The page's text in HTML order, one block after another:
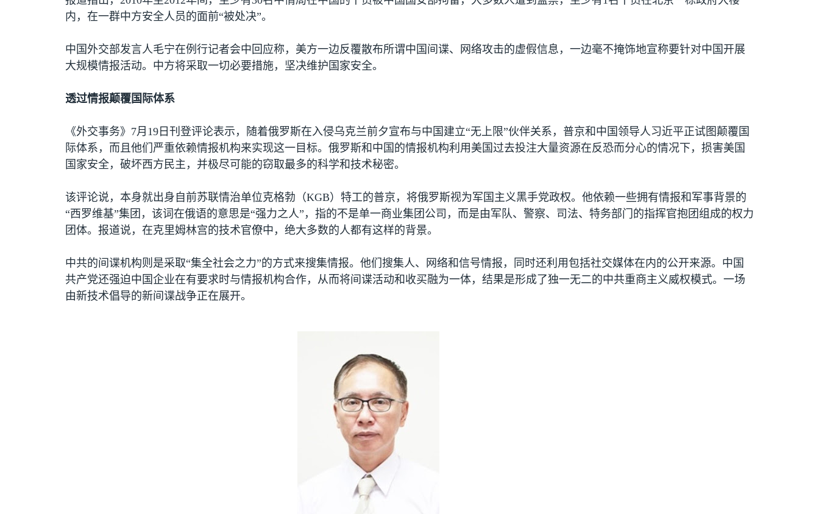
内，在一群中方安全人员的面前“被处决”。
中国外交部发言人毛宁在例行记者会中回应称，美方一边反覆散布所谓中国间谍、网络攻击的虚假信息，一边毫不掩饰地宣称要针对中国开展
大规模情报活动。中方将采取一切必要措施，坚决维护国家安全。
透过情报颠覆国际体系
《外交事务》 7月 19 日刊登评论表示，随着俄罗斯在入侵乌克兰前夕宣布与中国建立“无上限”伙伴关系，普京和中国领导人习近平正试图颠覆国
际体系，而且他们严重依赖情报机构来实现这一目标。俄罗斯和中国的情报机构利用美国过去投注大量资源在反恐而分心的情况下，损害美国
国家安全，破坏西方民主，并极尽可能的窃取最多的科学和技术秘密。
该评论说，本身就出身自前苏联情治单位克格勃（KGB）特工的普京，将俄罗斯视为军国主义黑手党政权。他依赖一些拥有情报和军事背景的
“西罗维基”集团，该词在俄语的意思是“强力之人”，指的不是单一商业集团公司，而是由军队、警察、司法、特务部门的指挥官抱团组成的权力
团体。报道说，在克里姆林宫的技术官僚中，绝大多数的人都有这样的背景。
中共的间谍机构则是采取“集全社会之力”的方式来搜集情报。他们搜集人、网络和信号情报，同时还利用包括社交媒体在内的公开来源。中国
共产党还强迫中国企业在有要求时与情报机构合作，从而将间谍活动和收买融为一体，结果是形成了独一无二的中共重商主义威权模式。一场
由新技术倡导的新间谍战争正在展开。